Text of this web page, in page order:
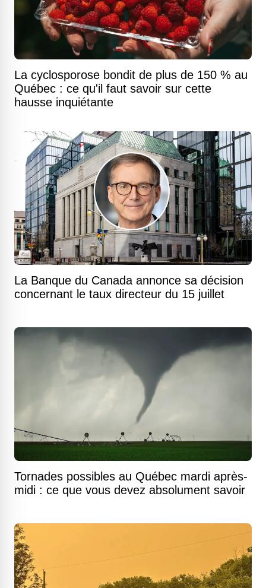
La cyclosporose bondit de plus de 150 % au
Québec : ce qu'il faut savoir sur cette
hausse inquiétante
La Banque du Canada annonce sa décision
concernant le taux directeur du 15 juillet
Tornades possibles au Québec mardi après-
midi : ce que vous devez absolument savoir